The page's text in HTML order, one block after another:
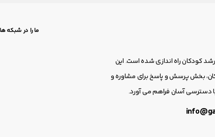
ما را در شبکه
کودکان راه اندازی شده است. این
بخش پرسش و پاسخ برای مشاوره و
دسترسی آسان فراهم می آورد.